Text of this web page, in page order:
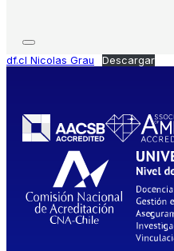
df.cl Nicolas Grau Descargar